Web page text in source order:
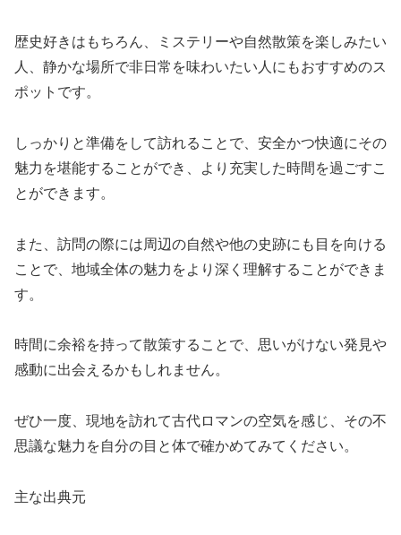
歴史好きはもちろん、ミステリーや自然散策を楽しみたい
人、静かな場所で非日常を味わいたい人にもおすすめのス
ポットです。
しっかりと準備をして訪れることで、安全かつ快適にその
魅力を堪能することができ、より充実した時間を過ごすこ
とができます。
また、訪問の際には周辺の自然や他の史跡にも目を向ける
ことで、地域全体の魅力をより深く理解することができま
す。
時間に余裕を持って散策することで、思いがけない発見や
感動に出会えるかもしれません。
ぜひ一度、現地を訪れて古代ロマンの空気を感じ、その不
思議な魅力を自分の目と体で確かめてみてください。
主な出典元